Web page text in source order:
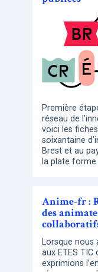
Première
réseau de
voici les
soixantaine
Brest et au
la plate
Anime-fr :
des
Lorsque
aux ETES TIC
exprimions